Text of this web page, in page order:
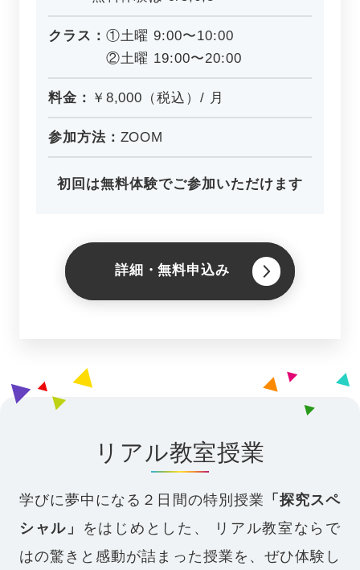
クラス： ①土曜 9:00〜10:00
②土曜 19:00〜20:00
料金： ￥8,000（税込）/ 月
参加方法： ZOOM
初回は無料体験でご参加いただけます
詳細・無料申込み
リアル教室授業
学びに夢中になる２日間の特別授業 「探究スペ
シャル」
をはじめとした、
リアル教室ならで
はの驚きと感動が詰まった授業を、ぜひ体験し